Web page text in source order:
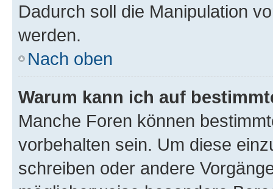
Dadurch soll die Manipulation
werden.
Nach oben
Warum kann ich auf
Manche Foren können
vorbehalten sein. Um diese
schreiben oder andere